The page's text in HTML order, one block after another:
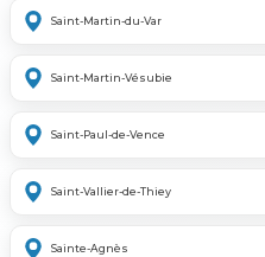
Saint-Martin-du-Var
Saint-Martin-Vésubie
Saint-Paul-de-Vence
Saint-Vallier-de-Thiey
Sainte-Agnès